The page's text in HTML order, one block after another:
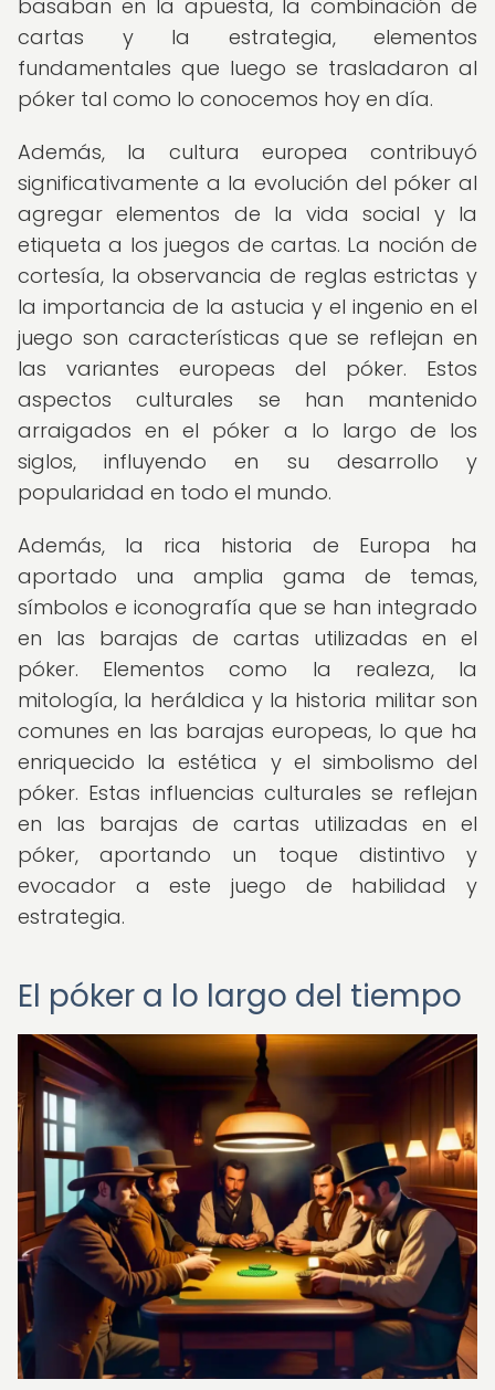
basaban en la apuesta, la combinación de
cartas y la estrategia, elementos
fundamentales que luego se trasladaron al
póker tal como lo conocemos hoy en día.
Además, la cultura europea contribuyó
significativamente a la evolución del póker al
agregar elementos de la vida social y la
etiqueta a los juegos de cartas. La noción de
cortesía, la observancia de reglas estrictas y
la importancia de la astucia y el ingenio en el
juego son características que se reflejan en
las variantes europeas del póker. Estos
aspectos culturales se han mantenido
arraigados en el póker a lo largo de los
siglos, influyendo en su desarrollo y
popularidad en todo el mundo.
Además, la rica historia de Europa ha
aportado una amplia gama de temas,
símbolos e iconografía que se han integrado
en las barajas de cartas utilizadas en el
póker. Elementos como la realeza, la
mitología, la heráldica y la historia militar son
comunes en las barajas europeas, lo que ha
enriquecido la estética y el simbolismo del
póker. Estas influencias culturales se reflejan
en las barajas de cartas utilizadas en el
póker, aportando un toque distintivo y
evocador a este juego de habilidad y
estrategia.
El póker a lo largo del tiempo